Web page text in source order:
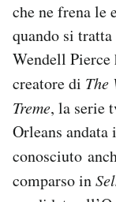
che ne frena le
quando si
Wendell Pierce
creatore di The
Treme, la serie
Orleans andata
conosciuto
comparso in